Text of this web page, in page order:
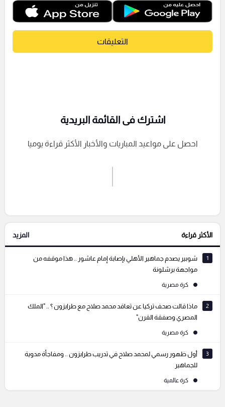
التعليقات
إرسال تعليق
التعليقات السابقة
اشترك فى القائمة البريدية
احصل على مواعيد المباريات والأخبار الأكثر قراءة يوميا
الأكثر قراءة المزيد
1
شوبير يصدم جماهير الأهلي بإصابة إمام عاشور .. هذا موقفه من
مواجهة برشلونة
كرة مصرية
2
ماذا قالت صحف تركيا عن تعاقد محمد صلاح مع طرابزون ؟ .. "الملك
المصري وصفقة القرن"
كرة مصرية
3
أول ظهور رسمي لمحمد صلاح في تدريب طرابزون .. ومفاجأة مدوية
للجماهير
كرة عالمية